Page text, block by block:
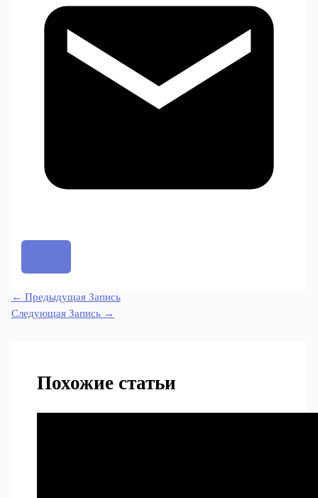
← Предыдущая Запись
Следующая Запись →
Похожие статьи